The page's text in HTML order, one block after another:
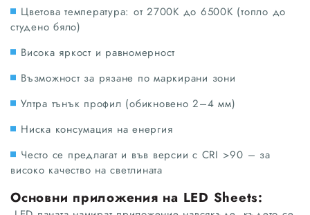
Цветова температура: от 2700K до 6500K (топло до
студено бяло)
Висока яркост и равномерност
Възможност за рязане по маркирани зони
Ултра тънък профил (обикновено 2–4 мм)
Ниска консумация на енергия
Често се предлагат и във версии с CRI >90 – за
високо качество на светлината
Основни приложения на LED Sheets: